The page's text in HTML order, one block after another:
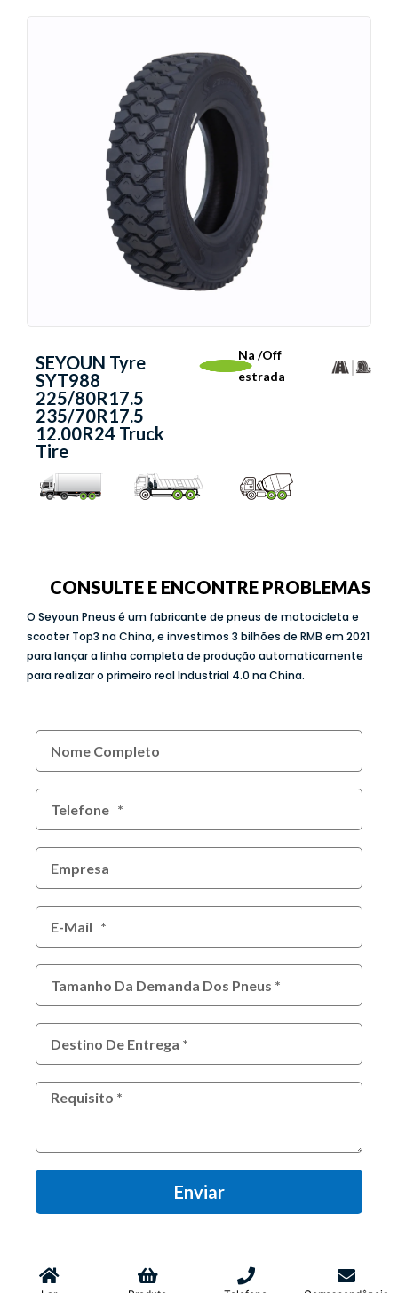
SEYOUN Tyre
SYT988
225/80R17.5
235/70R17.5
12.00R24 Truck
Tire
Na /Off
estrada
CONSULTE E ENCONTRE PROBLEMAS
O Seyoun Pneus é um fabricante de pneus de motocicleta e
scooter Top3 na China, e investimos 3 bilhões de RMB em 2021
para lançar a linha completa de produção automaticamente
para realizar o primeiro real Industrial 4.0 na China.
Enviar